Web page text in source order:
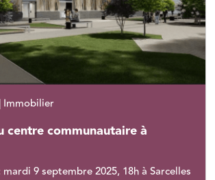
Immobilier
centre communautaire à
9 septembre 2025, 18h à Sarcelles